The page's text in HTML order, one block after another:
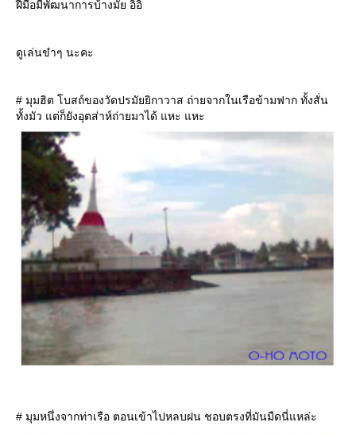
ฝีมือมีพัฒนาการบ้างมั้ย อิอิ
ดูเล่นขำๆ นะคะ
# มุมฮิต โบสถ์ของวัดปรมัยยิกาวาส ถ่ายจากในเรือข้ามฟาก ทั้งสั่น
ทั้งมัว แต่ก็ยังอุตส่าห์ถ่ายมาได้ แหะ แหะ
# มุมหนึ่งจากท่าเรือ ตอนเข้าไปหลบฝน ชอบตรงที่มันมืดนี่แหล่ะ